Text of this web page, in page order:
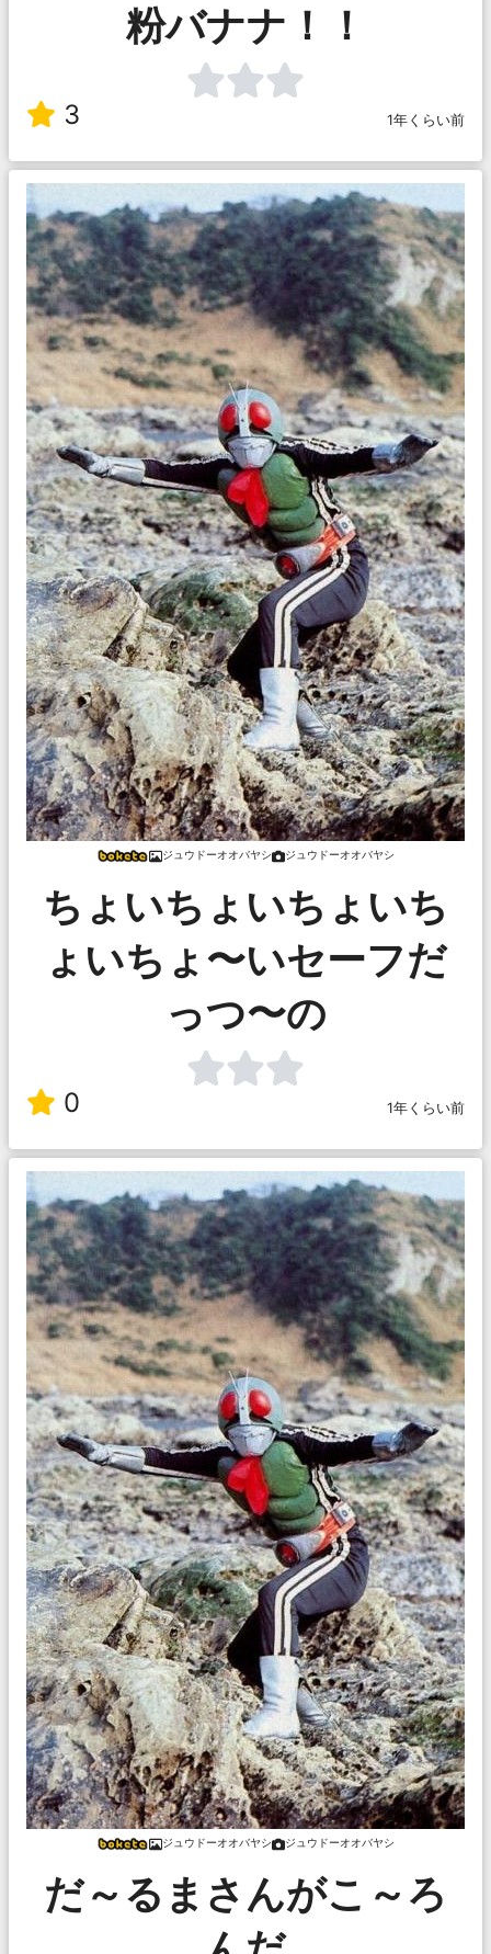
粉バナナ！！
3 1年くらい前
ジュウドーオオバヤシ ジュウドーオオバヤシ
ちょいちょいちょいち
ょいちょ〜いセーフだ
っつ〜の
0 1年くらい前
ジュウドーオオバヤシ ジュウドーオオバヤシ
だ～るまさんがこ～ろ